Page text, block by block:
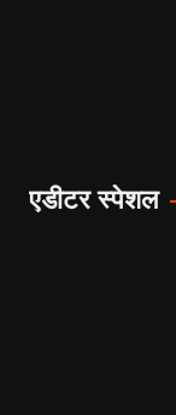
एडीटर स्पेशल